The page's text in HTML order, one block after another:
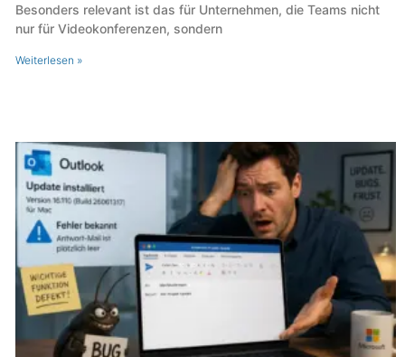
Besonders relevant ist das für Unternehmen, die Teams nicht
nur für Videokonferenzen, sondern
Weiterlesen »